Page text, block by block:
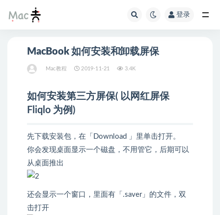
登录
MacBook 如何安装和卸载屏保
Mac教程 2019-11-21 3.4K
如何安装第三方屏保( 以网红屏保
Fliqlo 为例)
先下载安装包，在「Download 」里单击打开。
你会发现桌面显示一个磁盘，不用管它，后期可以
从桌面推出
还会显示一个窗口，里面有「.saver」的文件，双
击打开